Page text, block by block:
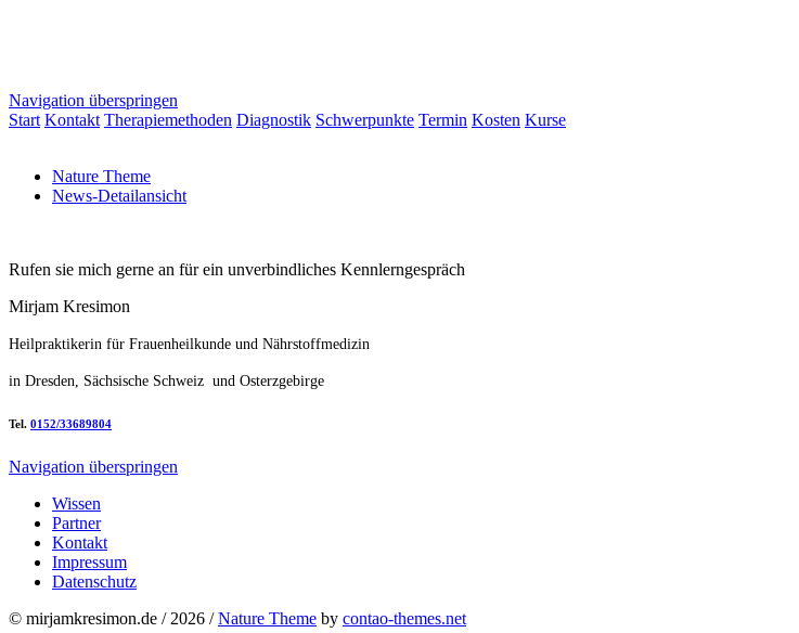
Navigation überspringen
Start Kontakt Therapiemethoden Diagnostik Schwerpunkte Termin Kosten Kurse
Nature Theme
News-Detailansicht
Rufen sie mich gerne an für ein unverbindliches Kennlerngespräch
Mirjam Kresimon
Heilpraktikerin für Frauenheilkunde und Nährstoffmedizin
in Dresden, Sächsische Schweiz und Osterzgebirge
Tel. 0152/33689804
Navigation überspringen
Wissen
Partner
Kontakt
Impressum
Datenschutz
© mirjamkresimon.de / 2026 /Nature Theme by contao-themes.net